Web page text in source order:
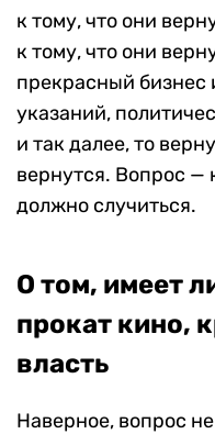
к тому, что они
к тому, что они
прекрасный бизнес
указаний,
и так далее, то
вернутся. Вопрос —
должно случиться.
О том, имеет
прокат кино,
власть
Наверное, вопрос